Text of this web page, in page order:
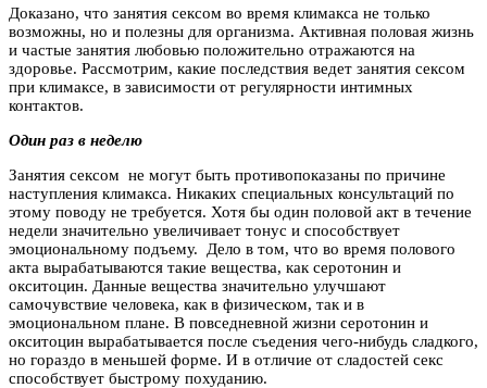
Доказано, что занятия сексом во время климакса не только
возможны, но и полезны для организма. Активная половая жизнь
и частые занятия любовью положительно отражаются на
здоровье. Рассмотрим, какие последствия ведет занятия сексом
при климаксе, в зависимости от регулярности интимных
контактов.
Один раз в неделю
Занятия сексом не могут быть противопоказаны по причине
наступления климакса. Никаких специальных консультаций по
этому поводу не требуется. Хотя бы один половой акт в течение
недели значительно увеличивает тонус и способствует
эмоциональному подъему. Дело в том, что во время полового
акта вырабатываются такие вещества, как серотонин и
окситоцин. Данные вещества значительно улучшают
самочувствие человека, как в физическом, так и в
эмоциональном плане. В повседневной жизни серотонин и
окситоцин вырабатывается после съедения чего-нибудь сладкого,
но гораздо в меньшей форме. И в отличие от сладостей секс
способствует быстрому похуданию.